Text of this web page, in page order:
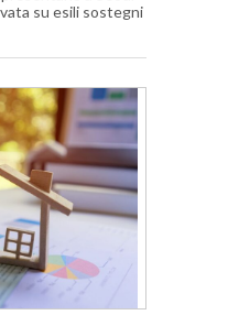
su esili sostegni